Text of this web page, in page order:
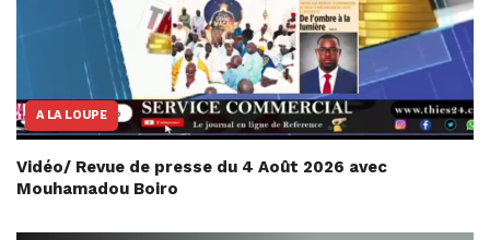
A LA LOUPE
Vidéo/ Revue de presse du 4 Août 2026 avec
Mouhamadou Boiro